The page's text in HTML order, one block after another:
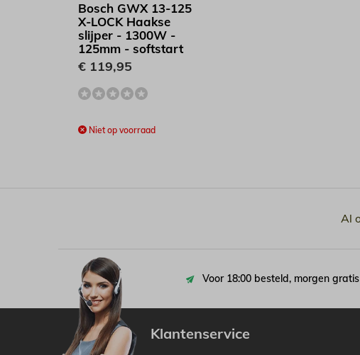
Bosch GWX 13-125
X-LOCK Haakse
slijper - 1300W -
125mm - softstart
€ 119,95
Niet op voorraad
Al
Voor 18:00 besteld, morgen
Klantenservice